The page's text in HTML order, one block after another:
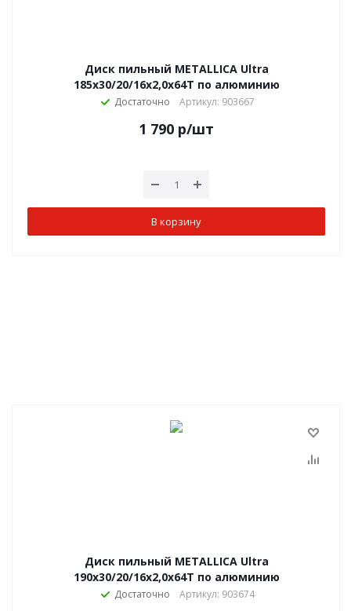
Диск пильный METALLICA Ultra
185x30/20/16х2,0х64Т по алюминию
Достаточно Артикул: 903667
1 790 р/шт
В корзину
Диск пильный METALLICA Ultra
190x30/20/16х2,0х64Т по алюминию
Достаточно Артикул: 903674